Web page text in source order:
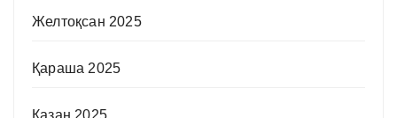
Желтоқсан 2025
Қараша 2025
Қазан 2025